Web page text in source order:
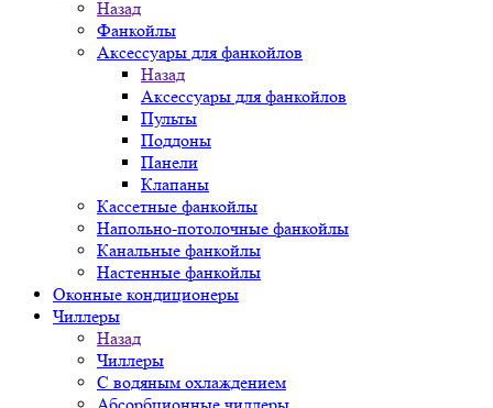
Назад
Фанкойлы
Аксессуары для фанкойлов
Назад
Аксессуары для фанкойлов
Пульты
Поддоны
Панели
Клапаны
Кассетные фанкойлы
Напольно-потолочные фанкойлы
Канальные фанкойлы
Настенные фанкойлы
Оконные кондиционеры
Чиллеры
Назад
Чиллеры
С водяным охлаждением